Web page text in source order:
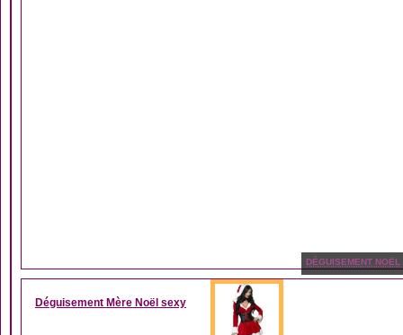
DÉGUISEMENT NOËL
Déguisement Mère Noël sexy